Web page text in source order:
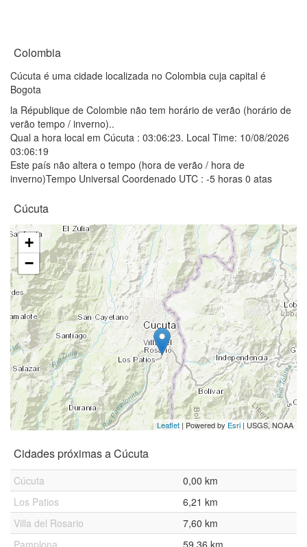
Colombia
Cúcuta é uma cidade localizada no Colombia cuja capital é
Bogota
la République de Colombie não tem horário de verão (horário de
verão tempo / inverno)..
Qual a hora local em Cúcuta : 03:06:23. Local Time: 10/08/2026
03:06:19
Este país não altera o tempo (hora de verão / hora de
inverno)Tempo Universal Coordenado UTC : -5 horas 0 atas
Cúcuta
+
−
Leaflet | Powered by Esri |USGS, NOAA
Cidades próximas a Cúcuta
Cúcuta
0,00 km
Los Patios
6,21 km
Villa del Rosario
7,60 km
Pamplona
59,36 km